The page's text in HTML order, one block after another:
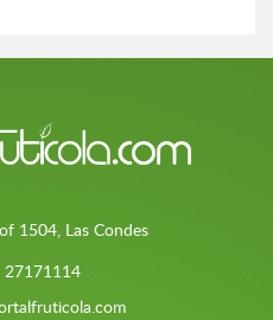
1504, Las Condes
27171114